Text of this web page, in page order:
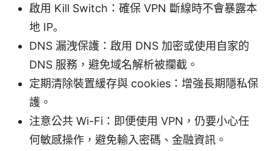
啟用 Kill Switch：確保 VPN 斷線時不會暴露本
地 IP。
DNS 漏洩保護：啟用 DNS 加密或使用自家的
DNS 服務，避免域名解析被攔截。
定期清除裝置緩存與 cookies：增強長期隱私保
護。
注意公共 Wi-Fi：即便使用 VPN，仍要小心任
何敏感操作，避免輸入密碼、金融資訊。